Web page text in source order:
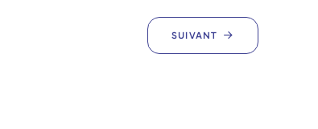
SUIVANT